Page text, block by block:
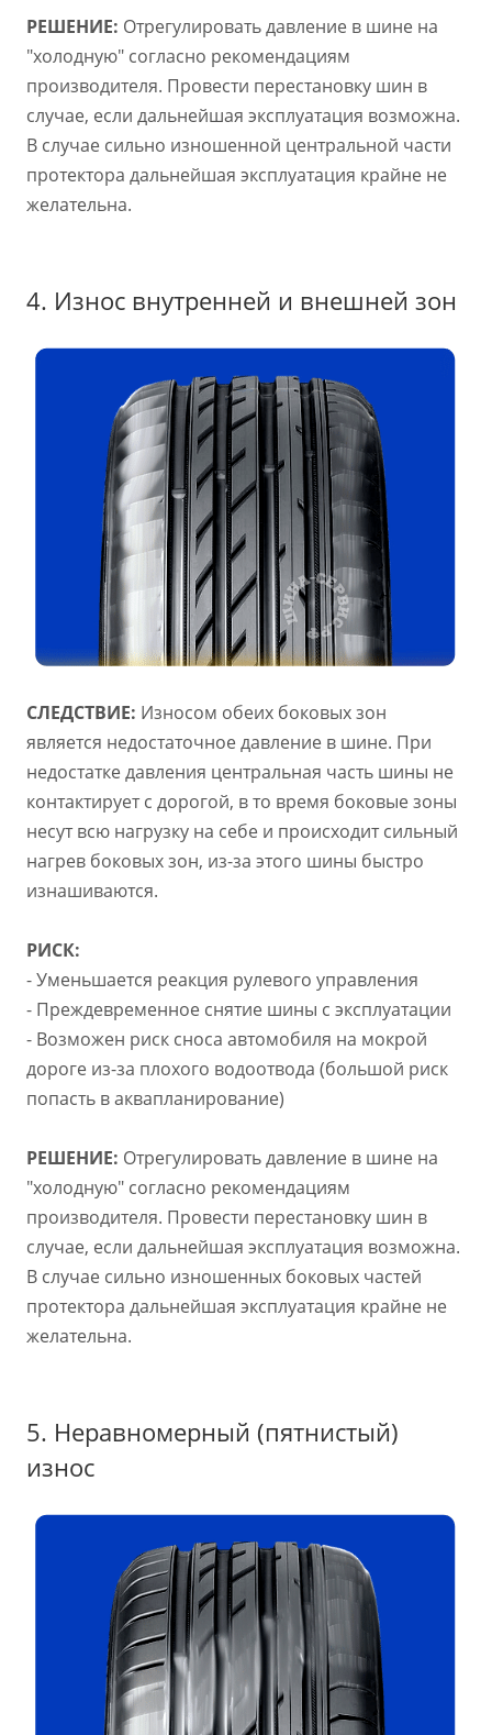
РЕШЕНИЕ: Отрегулировать давление в шине на
"холодную" согласно рекомендациям
производителя. Провести перестановку шин в
случае, если дальнейшая эксплуатация возможна.
В случае сильно изношенной центральной части
протектора дальнейшая эксплуатация крайне не
желательна.
4. Износ внутренней и внешней зон
СЛЕДСТВИЕ: Износом обеих боковых зон
является недостаточное давление в шине. При
недостатке давления центральная часть шины не
контактирует с дорогой, в то время боковые зоны
несут всю нагрузку на себе и происходит сильный
нагрев боковых зон, из-за этого шины быстро
изнашиваются.
РИСК:
- Уменьшается реакция рулевого управления
- Преждевременное снятие шины с эксплуатации
- Возможен риск сноса автомобиля на мокрой
дороге из-за плохого водоотвода (большой риск
попасть в аквапланирование)
РЕШЕНИЕ: Отрегулировать давление в шине на
"холодную" согласно рекомендациям
производителя. Провести перестановку шин в
случае, если дальнейшая эксплуатация возможна.
В случае сильно изношенных боковых частей
протектора дальнейшая эксплуатация крайне не
желательна.
5. Неравномерный (пятнистый)
износ